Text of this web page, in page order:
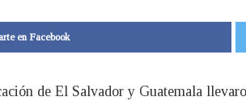
en Facebook
de El Salvador y Guatemala